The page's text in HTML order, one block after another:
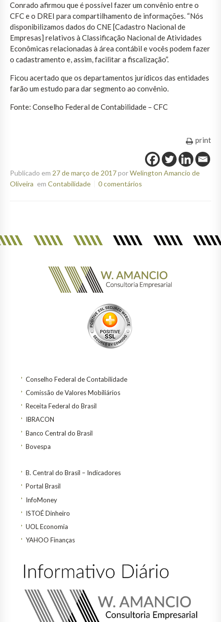
Conrado afirmou que é possível fazer um convênio entre o
CFC e o DREI para compartilhamento de informações. “Nós
disponibilizamos dados do CNE [Cadastro Nacional de
Empresas] relativos à Classificação Nacional de Atividades
Econômicas relacionadas à área contábil e vocês podem fazer
o cadastramento e, assim, facilitar a fiscalização”.
Ficou acertado que os departamentos jurídicos das entidades
farão um estudo para dar segmento ao convênio.
Fonte: Conselho Federal de Contabilidade – CFC
print
Publicado em 27 de março de 2017porWelington Amancio de
Oliveira em Contabilidade 0 comentários
Conselho Federal de Contabilidade
Comissão de Valores Mobiliários
Receita Federal do Brasil
IBRACON
Banco Central do Brasil
Bovespa
B. Central do Brasil – Indicadores
Portal Brasil
InfoMoney
ISTOÉ Dinheiro
UOL Economia
YAHOO Finanças